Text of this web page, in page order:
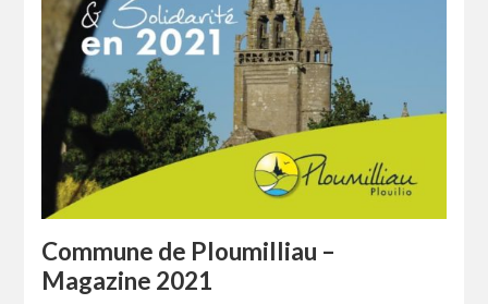
Commune de Ploumilliau –
Magazine 2021